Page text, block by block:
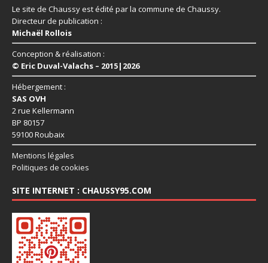
Le site de Chaussy est édité par la commune de Chaussy.
Directeur de publication :
Michaël Rollois
Conception & réalisation :
© Eric Duval-Valachs – 2015|2026
Hébergement :
SAS OVH
2 rue Kellermann
BP 80157
59100 Roubaix
Mentions légales
Politiques de cookies
SITE INTERNET : CHAUSSY95.COM